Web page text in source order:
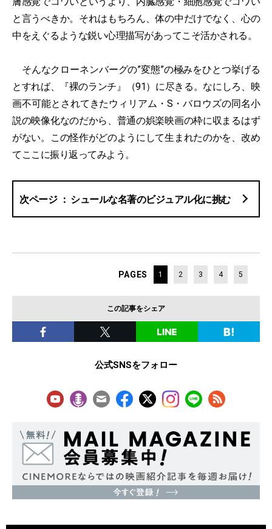
と言うべきか。それはもちろん、体の中だけでなく、心の
中をえぐるような鋭い心理描写があってこそ活かされる。
そんなクローネンバーグの”変態”の極みをひとつ挙げる
とすれば、『裸のランチ』（91）に尽きる。なにしろ、映
画不可能とされてきたウィリアム・S・バロウズの同名小
説の映像化なのだから、普通の娯楽映画の枠に収まるはず
がない。この怪作がどのようにして生まれたのかを、改め
てここに振り返ってみよう。
シュールな名著のビジュアル化に挑む
PAGES 1 2 3 4 5
この記事をシェア
公式SNSをフォロー